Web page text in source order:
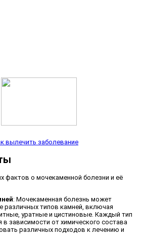
вылечить заболевание
фактов о мочекаменной болезни и её
: Мочекаменная болезнь может
различных типов камней, включая
уратные и цистиновые. Каждый тип
зависимости от химического состава
различных подходов к лечению и